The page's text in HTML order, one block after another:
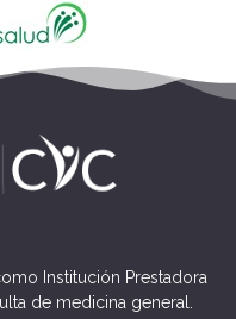
Institución Prestadora
de medicina general.